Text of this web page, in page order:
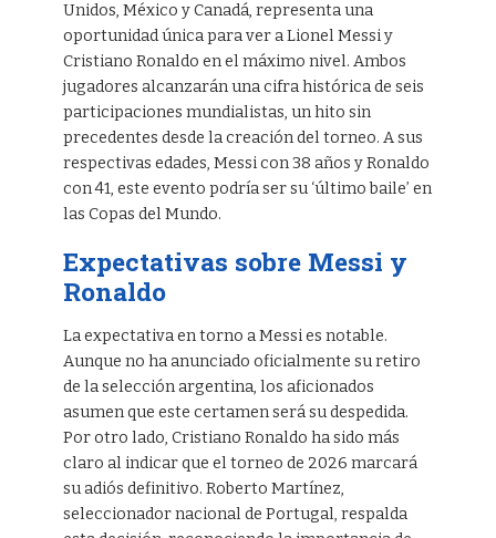
Unidos, México y Canadá, representa una
oportunidad única para ver a Lionel Messi y
Cristiano Ronaldo en el máximo nivel. Ambos
jugadores alcanzarán una cifra histórica de seis
participaciones mundialistas, un hito sin
precedentes desde la creación del torneo. A sus
respectivas edades, Messi con 38 años y Ronaldo
con 41, este evento podría ser su ‘último baile’ en
las Copas del Mundo.
Expectativas sobre Messi y
Ronaldo
La expectativa en torno a Messi es notable.
Aunque no ha anunciado oficialmente su retiro
de la selección argentina, los aficionados
asumen que este certamen será su despedida.
Por otro lado, Cristiano Ronaldo ha sido más
claro al indicar que el torneo de 2026 marcará
su adiós definitivo. Roberto Martínez,
seleccionador nacional de Portugal, respalda